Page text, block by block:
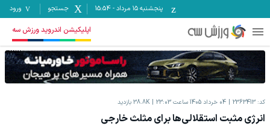
پنجشنبه ۱۵ مرداد -
15:54 جستجو ورود
اپلیکیشن اندروید ورزش سه
کد: 2363413 04 خرداد 1405 ساعت 23:03 38.8K بازدید
انرژی مثبت استقلالی‌ها برای مثلث خارجی